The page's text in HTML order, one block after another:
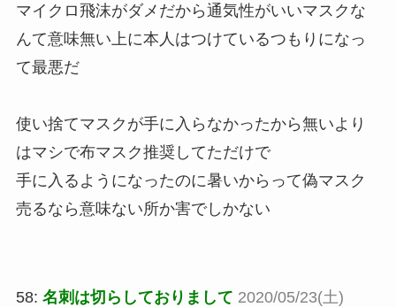
マイクロ飛沫がダメだから通気性がいいマスクな
んて意味無い上に本人はつけているつもりになっ
て最悪だ
使い捨てマスクが手に入らなかったから無いより
はマシで布マスク推奨してただけで
手に入るようになったのに暑いからって偽マスク
売るなら意味ない所か害でしかない
58: 名刺は切らしておりまして 2020/05/23(土)